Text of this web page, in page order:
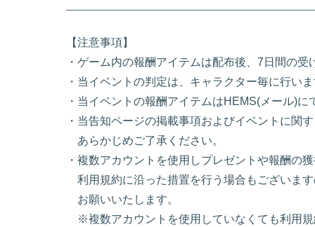
【注意事項】
・ゲーム内の報酬アイテムは配布後、7日間の
・当イベントの判定は、キャラクター毎に行い
・当イベントの報酬アイテムはHEMS(メール)
・当告知ページの掲載事項およびイベントに関
あらかじめご了承ください。
・複数アカウントを使用しプレゼントや報酬の
利用規約に沿った措置を行う場合もございま
お願いいたします。
※複数アカウントを使用していなくても利用